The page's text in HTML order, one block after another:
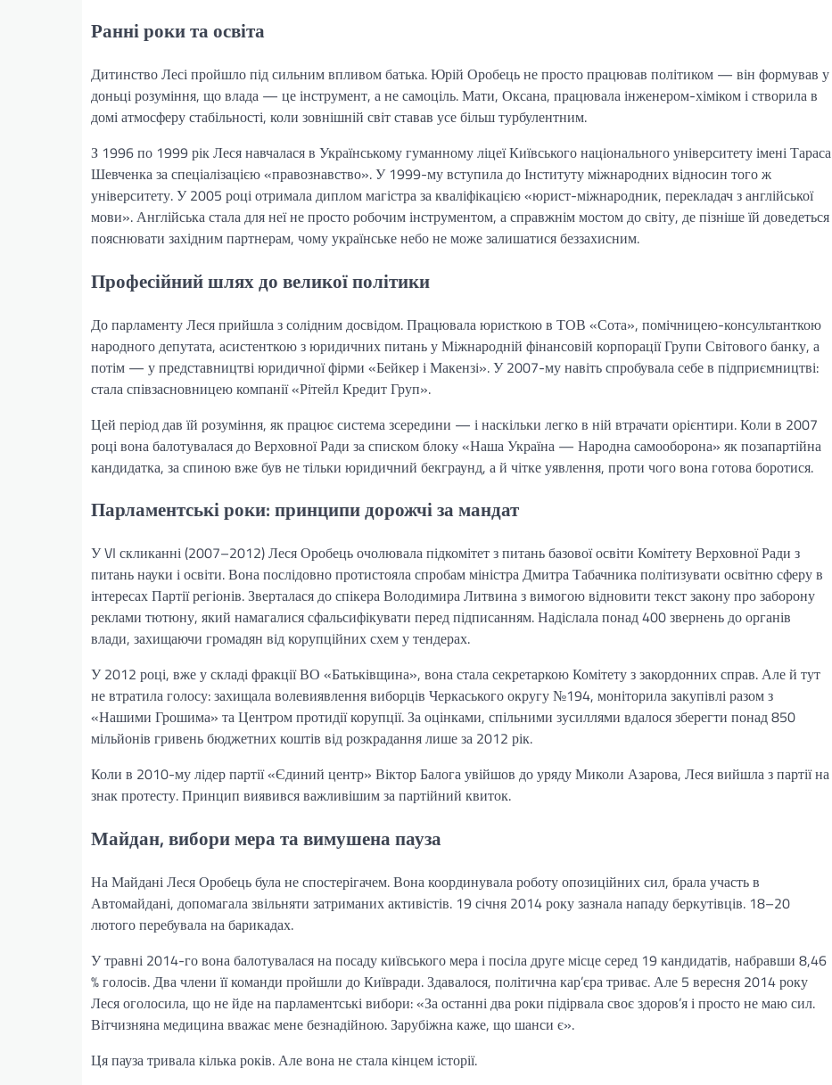
Ранні роки та освіта
Дитинство Лесі пройшло під сильним впливом батька. Юрій Оробець не просто працював політиком — він формував у
доньці розуміння, що влада — це інструмент, а не самоціль. Мати, Оксана, працювала інженером-хіміком і створила в
домі атмосферу стабільності, коли зовнішній світ ставав усе більш турбулентним.
З 1996 по 1999 рік Леся навчалася в Українському гуманному ліцеї Київського національного університету імені Тараса
Шевченка за спеціалізацією «правознавство». У 1999-му вступила до Інституту міжнародних відносин того ж
університету. У 2005 році отримала диплом магістра за кваліфікацією «юрист-міжнародник, перекладач з англійської
мови». Англійська стала для неї не просто робочим інструментом, а справжнім мостом до світу, де пізніше їй доведеться
пояснювати західним партнерам, чому українське небо не може залишатися беззахисним.
Професійний шлях до великої політики
До парламенту Леся прийшла з солідним досвідом. Працювала юристкою в ТОВ «Сота», помічницею-консультанткою
народного депутата, асистенткою з юридичних питань у Міжнародній фінансовій корпорації Групи Світового банку, а
потім — у представництві юридичної фірми «Бейкер і Макензі». У 2007-му навіть спробувала себе в підприємництві:
стала співзасновницею компанії «Рітейл Кредит Груп».
Цей період дав їй розуміння, як працює система зсередини — і наскільки легко в ній втрачати орієнтири. Коли в 2007
році вона балотувалася до Верховної Ради за списком блоку «Наша Україна — Народна самооборона» як позапартійна
кандидатка, за спиною вже був не тільки юридичний бекграунд, а й чітке уявлення, проти чого вона готова боротися.
Парламентські роки: принципи дорожчі за мандат
У VI скликанні (2007–2012) Леся Оробець очолювала підкомітет з питань базової освіти Комітету Верховної Ради з
питань науки і освіти. Вона послідовно протистояла спробам міністра Дмитра Табачника політизувати освітню сферу в
інтересах Партії регіонів. Зверталася до спікера Володимира Литвина з вимогою відновити текст закону про заборону
реклами тютюну, який намагалися сфальсифікувати перед підписанням. Надіслала понад 400 звернень до органів
влади, захищаючи громадян від корупційних схем у тендерах.
У 2012 році, вже у складі фракції ВО «Батьківщина», вона стала секретаркою Комітету з закордонних справ. Але й тут
не втратила голосу: захищала волевиявлення виборців Черкаського округу №194, моніторила закупівлі разом з
«Нашими Грошима» та Центром протидії корупції. За оцінками, спільними зусиллями вдалося зберегти понад 850
мільйонів гривень бюджетних коштів від розкрадання лише за 2012 рік.
Коли в 2010-му лідер партії «Єдиний центр» Віктор Балога увійшов до уряду Миколи Азарова, Леся вийшла з партії на
знак протесту. Принцип виявився важливішим за партійний квиток.
Майдан, вибори мера та вимушена пауза
На Майдані Леся Оробець була не спостерігачем. Вона координувала роботу опозиційних сил, брала участь в
Автомайдані, допомагала звільняти затриманих активістів. 19 січня 2014 року зазнала нападу беркутівців. 18–20
лютого перебувала на барикадах.
У травні 2014-го вона балотувалася на посаду київського мера і посіла друге місце серед 19 кандидатів, набравши 8,46
% голосів. Два члени її команди пройшли до Київради. Здавалося, політична кар’єра триває. Але 5 вересня 2014 року
Леся оголосила, що не йде на парламентські вибори: «За останні два роки підірвала своє здоров’я і просто не маю сил.
Вітчизняна медицина вважає мене безнадійною. Зарубіжна каже, що шанси є».
Ця пауза тривала кілька років. Але вона не стала кінцем історії.